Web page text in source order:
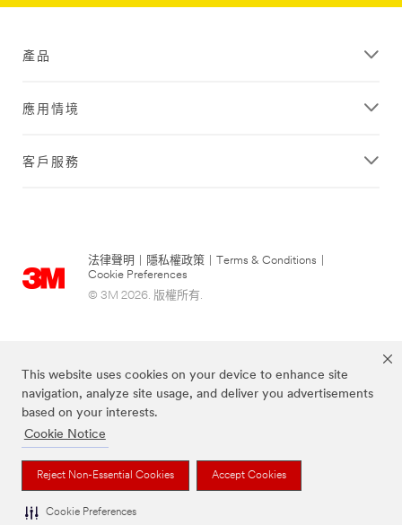
This website uses cookies on your device to enhance site
navigation, analyze site usage, and deliver you advertisements
based on your interests.
Cookie Notice
Reject Non-Essential Cookies Accept Cookies
Cookie Preferences
產品
應用情境
客戶服務
法律聲明 隱私權政策 Terms & Conditions
Cookie Preferences
© 3M 2026. 版權所有.
Post-it為3M公司註冊商標